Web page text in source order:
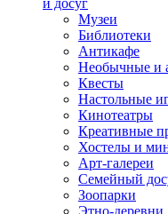
Музеи
Библиотеки
Антикафе
Необычные и
Квесты
Настольные
Кинотеатры
Креативные
Хостелы и
Арт-галереи
Семейный
Зоопарки
Этно-деревни